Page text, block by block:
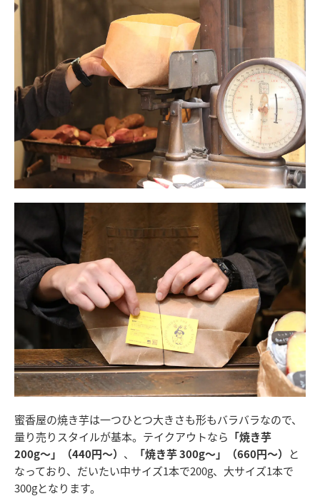
蜜香屋の焼き芋は一つひとつ大きさも形もバラバラなので、
量り売りスタイルが基本。テイクアウトなら 「焼き芋
200g〜」（440円〜） 、 「焼き芋 300g〜」（660円〜）
と
なっており、だいたい中サイズ1本で200g、大サイズ1本で
300gとなります。